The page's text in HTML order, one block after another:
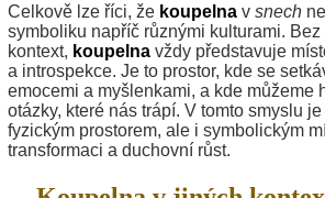
Celkově lze říci, že koupelna v snech
symboliku napříč různými kulturami.
kontext, koupelna vždy představuje
a introspekce. Je to prostor, kde se
emocemi a myšlenkami, a kde můžeme
otázky, které nás trápí. V tomto smyslu je
fyzickým prostorem, ale i symbolickým
transformaci a duchovní růst.